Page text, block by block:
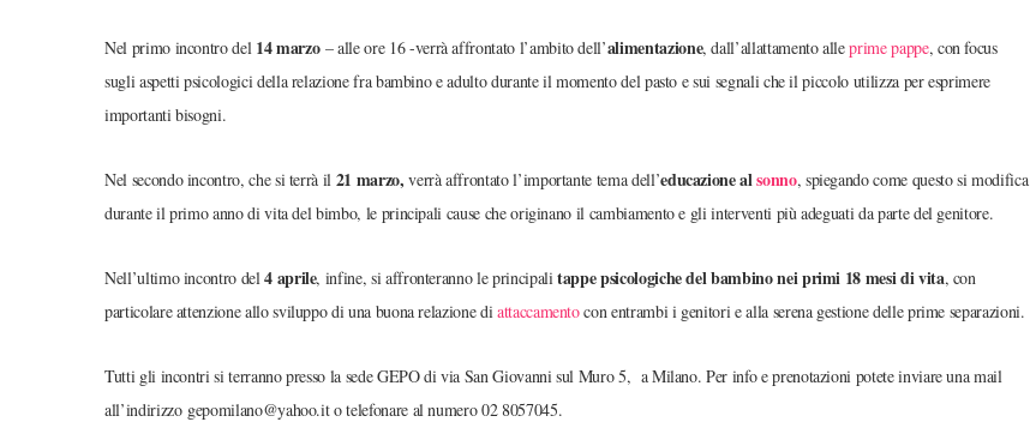
Nel primo incontro del 14 marzo – alle ore 16 -verrà affrontato l’ambito dell’alimentazione, dall’allattamento alleprime pappe, con focus
sugli aspetti psicologici della relazione fra bambino e adulto durante il momento del pasto e sui segnali che il piccolo utilizza per esprimere
importanti bisogni.
Nel secondo incontro, che si terrà il 21 marzo, verrà affrontato l’importante tema dell’educazione alsonno, spiegando come questo si modifica
durante il primo anno di vita del bimbo, le principali cause che originano il cambiamento e gli interventi più adeguati da parte del genitore.
Nell’ultimo incontro del4 aprile, infine, si affronteranno le principalitappe psicologiche del bambino nei primi 18 mesi di vita, con
particolare attenzione allo sviluppo di una buona relazione diattaccamentocon entrambi i genitori e alla serena gestione delle prime separazioni.
Tutti gli incontri si terranno presso la sede GEPO di via San Giovanni sul Muro 5, a Milano. Per info e prenotazioni potete inviare una mail
all’indirizzo gepomilano@yahoo.it o telefonare al numero 02 8057045.